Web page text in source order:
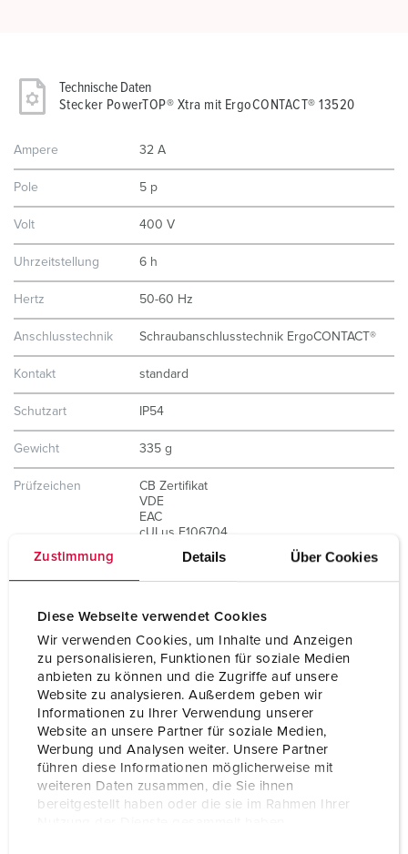
Zustimmung Details Über Cookies
Diese Webseite verwendet Cookies
Wir verwenden Cookies, um Inhalte und Anzeigen
zu personalisieren, Funktionen für soziale Medien
anbieten zu können und die Zugriffe auf unsere
Website zu analysieren. Außerdem geben wir
Informationen zu Ihrer Verwendung unserer
Website an unsere Partner für soziale Medien,
Werbung und Analysen weiter. Unsere Partner
führen diese Informationen möglicherweise mit
weiteren Daten zusammen, die Sie ihnen
bereitgestellt haben oder die sie im Rahmen Ihrer
Technische Daten
Stecker PowerTOP® Xtra mit ErgoCONTACT® 13520
Ampere 32 A
Pole 5 p
Volt 400 V
Uhrzeitstellung 6 h
Hertz 50-60 Hz
Anschlusstechnik Schraubanschlusstechnik ErgoCONTACT®
Kontakt standard
Schutzart IP54
Gewicht 335 g
Prüfzeichen
CB Zertifikat
VDE
EAC
cULus E106704